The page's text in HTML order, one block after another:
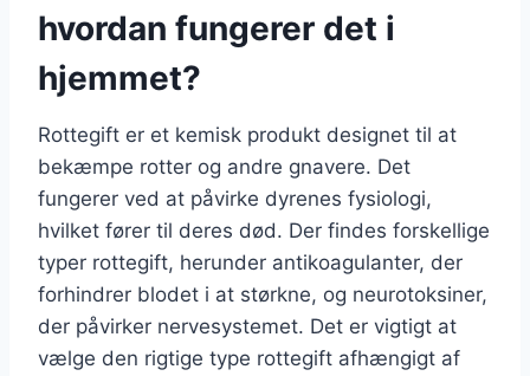
hvordan fungerer det i
hjemmet?
Rottegift er et kemisk produkt designet til at
bekæmpe rotter og andre gnavere. Det
fungerer ved at påvirke dyrenes fysiologi,
hvilket fører til deres død. Der findes forskellige
typer rottegift, herunder antikoagulanter, der
forhindrer blodet i at størkne, og neurotoksiner,
der påvirker nervesystemet. Det er vigtigt at
vælge den rigtige type rottegift afhængigt af